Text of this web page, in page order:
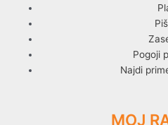
Pogoji
Najdi
MOJ